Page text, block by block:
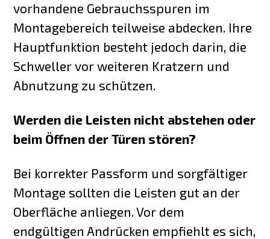
vorhandene Gebrauchsspuren im
Montagebereich teilweise abdecken. Ihre
Hauptfunktion besteht jedoch darin, die
Schweller vor weiteren Kratzern und
Abnutzung zu schützen.
Werden die Leisten nicht abstehen oder
beim Öffnen der Türen stören?
Bei korrekter Passform und sorgfältiger
Montage sollten die Leisten gut an der
Oberfläche anliegen. Vor dem
endgültigen Andrücken empfiehlt es sich,